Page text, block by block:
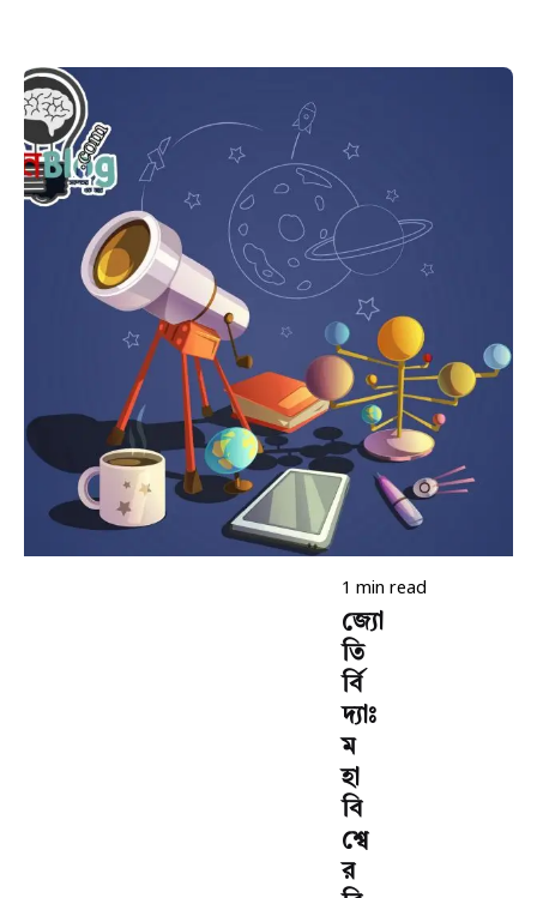
Posted
by
আকাশ
1 min read
জ্যো
তি
র্বি
দ্যাঃ
ম
হা
বি
শ্বে
র